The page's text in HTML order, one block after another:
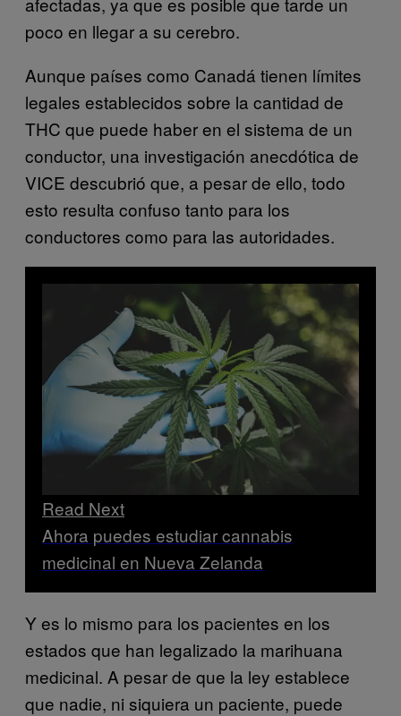
poco en llegar a su cerebro.
Aunque países como Canadá tienen límites
legales establecidos sobre la cantidad de
THC que puede haber en el sistema de un
conductor, una investigación anecdótica de
VICE descubrió que, a pesar de ello, todo
esto resulta confuso tanto para los
conductores como para las autoridades.
Read Next
Ahora puedes estudiar cannabis
medicinal en Nueva Zelanda
Y es lo mismo para los pacientes en los
estados que han legalizado la marihuana
medicinal. A pesar de que la ley establece
que nadie, ni siquiera un paciente, puede